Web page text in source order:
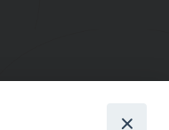
DI ALBANO